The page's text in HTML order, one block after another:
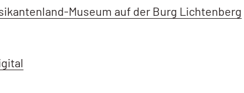
Museum auf der Burg Lichtenberg